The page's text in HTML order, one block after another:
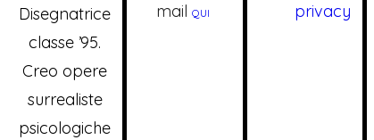
Disegnatrice
classe ’95.
Creo opere
surrealiste
psicologiche
mail QUI
privacy